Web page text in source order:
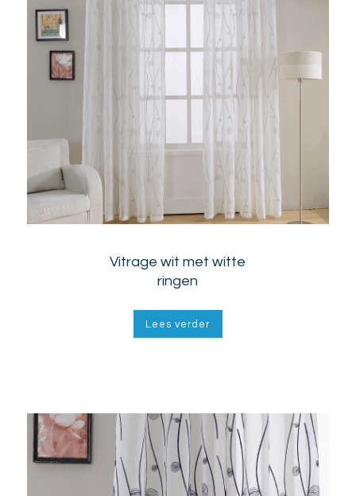
Vitrage wit met witte
ringen
Lees verder